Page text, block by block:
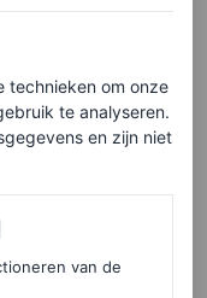
in je inbox?
nieuwsbrief.
klaar was voor de
donkerdere tint
technieken om onze
te analyseren.
en zijn niet
van de